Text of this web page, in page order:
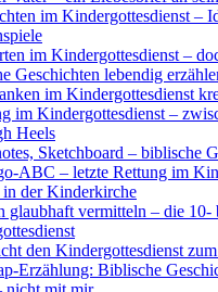
im Kindergottesdienst –
im Kindergottesdienst –
Geschichten lebendig
im Kindergottesdienst
im Kindergottesdienst –
Heels
Sketchboard – biblische
ABC – letzte Rettung im
der Kinderkirche
glaubhaft vermitteln – die 10-
den Kindergottesdienst
Erzählung: Biblische